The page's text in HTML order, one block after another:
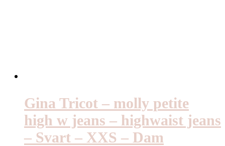
Gina Tricot – molly petite
high w jeans – highwaist jeans
– Svart – XXS – Dam